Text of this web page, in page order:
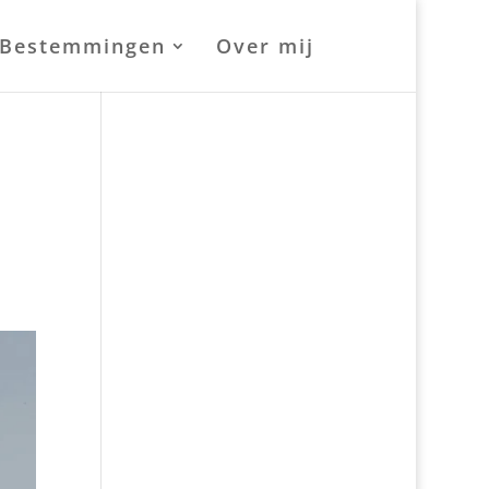
Bestemmingen Over mij